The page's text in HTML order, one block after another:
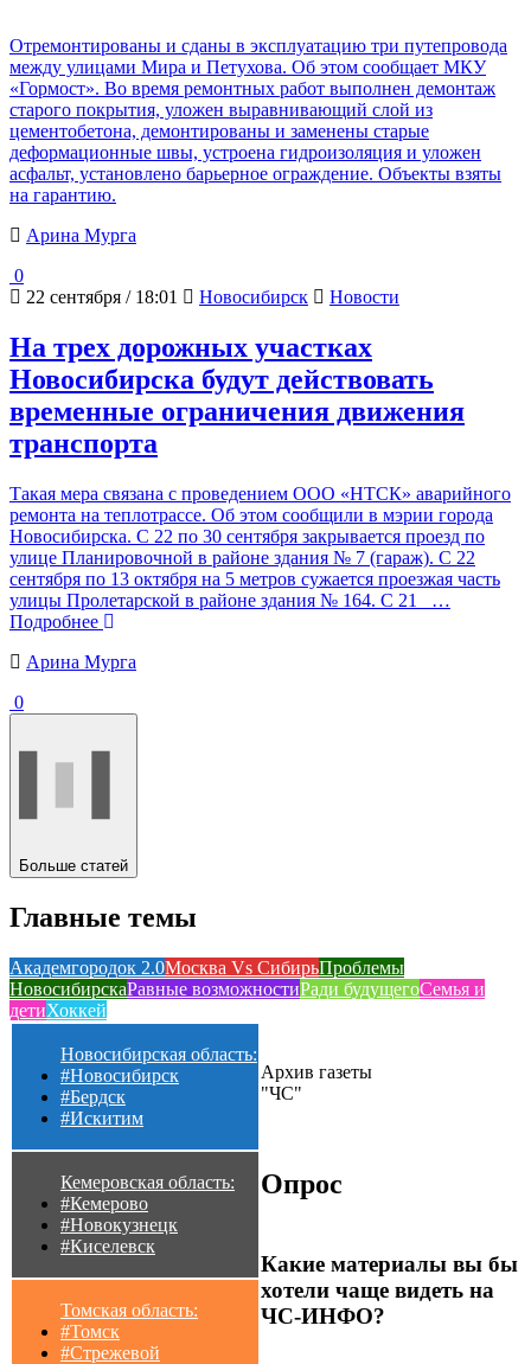
Отремонтированы и сданы в эксплуатацию три путепровода
между улицами Мира и Петухова. Об этом сообщает МКУ
«Гормост». Во время ремонтных работ выполнен демонтаж
старого покрытия, уложен выравнивающий слой из
цементобетона, демонтированы и заменены старые
деформационные швы, устроена гидроизоляция и уложен
асфальт, установлено барьерное ограждение. Объекты взяты
на гарантию.
Арина Мурга
0
22 сентября / 18:01
Новосибирск Новости
На трех дорожных участках
Новосибирска будут действовать
временные ограничения движения
транспорта
Такая мера связана с проведением ООО «НТСК» аварийного
ремонта на теплотрассе. Об этом сообщили в мэрии города
Новосибирска. С 22 по 30 сентября закрывается проезд по
улице Планировочной в районе здания № 7 (гараж). С 22
сентября по 13 октября на 5 метров сужается проезжая часть
улицы Пролетарской в районе здания № 164. С 21
…
Подробнее
Арина Мурга
0
Больше статей
Главные темы
Академгородок 2.0Москва Vs СибирьПроблемы
НовосибирскаРавные возможностиРади будущегоСемья и
детиХоккей
Новосибирская область:
#Новосибирск
#Бердск
#Искитим
Кемеровская область:
#Кемерово
#Новокузнецк
#Киселевск
Томская область:
#Томск
#Стрежевой
Архив газеты
"ЧС"
Опрос
Какие материалы вы бы
хотели чаще видеть на
ЧС-ИНФО?